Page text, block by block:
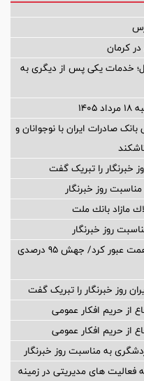
کرمان
خدمات یکی پس از دیگری به
صادرات ایران با نوجوانان و
خبرنگار را تبریک گفت
روز خبرنگار
روز خبرنگار
درآمدهای عملیاتی بانك ملت از 160 همت عبور كرد/ جهش 95 درصدی
روز خبرنگار را تبریک گفت
از حریم افکار عمومی
از حریم افکار عمومی
به مناسبت روز خبرنگار
فعالیت های مدیریتی در زمینه